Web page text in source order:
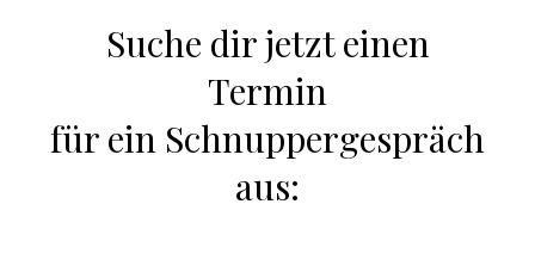
Suche dir jetzt einen
Termin
für ein Schnuppergespräch
aus: